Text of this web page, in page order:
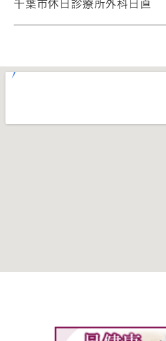
千葉市休日診療所外科日直